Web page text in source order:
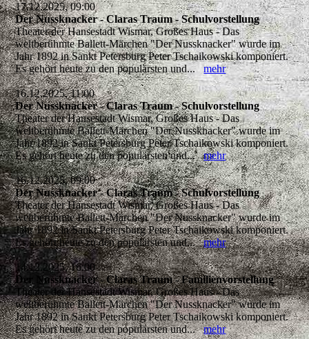
17.12.2025, 09:00
Der Nussknacker - Claras Traum - Schulvorstellung
Theater der Hansestadt Wismar, Großes Haus - Das
weltberühmte Ballett-Märchen "Der Nussknacker" wurde im
Jahr 1892 in Sankt Petersburg Peter Tschaikowski komponiert.
Es gehört heute zu den populärsten und...mehr
16.12.2025, 11:00
Der Nussknacker - Claras Traum - Schulvorstellung
Theater der Hansestadt Wismar, Großes Haus - Das
weltberühmte Ballett-Märchen "Der Nussknacker" wurde im
Jahr 1892 in Sankt Petersburg Peter Tschaikowski komponiert.
Es gehört heute zu den populärsten und...mehr
16.12.2025, 09:00
Der Nussknacker - Claras Traum - Schulvorstellung
Theater der Hansestadt Wismar, Großes Haus - Das
weltberühmte Ballett-Märchen "Der Nussknacker" wurde im
Jahr 1892 in Sankt Petersburg Peter Tschaikowski komponiert.
Es gehört heute zu den populärsten und...mehr
14.12.2025, 16:00
Der Nussknacker - Claras Traum - Familienvorstellung
Theater der Hansestadt Wismar, Großes Haus - Das
weltberühmte Ballett-Märchen "Der Nussknacker" wurde im
Jahr 1892 in Sankt Petersburg Peter Tschaikowski komponiert.
Es gehört heute zu den populärsten und...mehr